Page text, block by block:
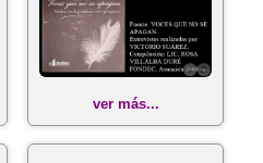
ver más...